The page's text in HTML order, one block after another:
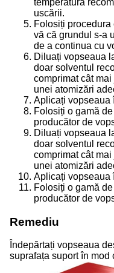
uscării.
Folosiți
vă că grundul s-a
de a continua cu
Diluați vopseaua
doar solventul
comprimat cât
unei atomizări
Aplicați vopseaua
Folosiți o gamă
producător de
Diluați vopseaua
doar solventul
comprimat cât
unei atomizări
Aplicați vopseaua
Folosiți o gamă
producător de
Remediu
Îndepărtați vopseaua
suprafața suport în mod